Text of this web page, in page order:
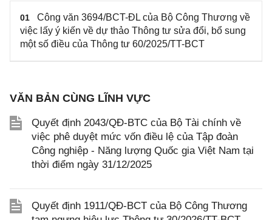
01
Công văn 3694/BCT-ĐL của Bộ Công Thương về
việc lấy ý kiến về dự thảo Thông tư sửa đổi, bổ sung
một số điều của Thông tư 60/2025/TT-BCT
VĂN BẢN CÙNG LĨNH VỰC
Quyết định 2043/QĐ-BTC của Bộ Tài chính về
việc phê duyệt mức vốn điều lệ của Tập đoàn
Công nghiệp - Năng lượng Quốc gia Việt Nam tại
thời điểm ngày 31/12/2025
Quyết định 1911/QĐ-BCT của Bộ Công Thương